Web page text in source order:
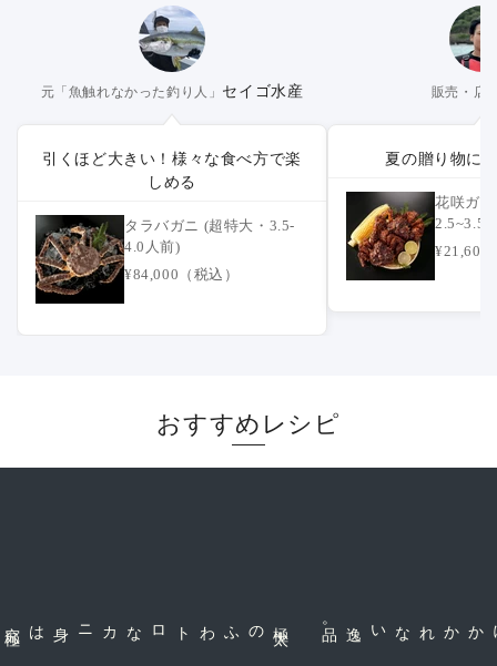
元「魚触れなかった釣り人」 セイゴ水産
引くほど大きい！様々な食べ方で楽
しめる
タラバガニ (超特大・3.5-
4.0人前)
¥84,000（税込）
販売・店
夏の贈り物に
花咲ガ
2.5~3.5
可】
¥21,600
おすすめレシピ
。
のふわトロなカニ身は